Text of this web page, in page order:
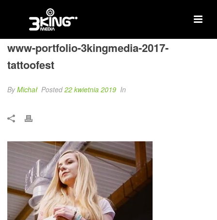
www-portfolio-3kingmedia-2017-
tattoofest
ByMichał Posted22 kwietnia 2019 In